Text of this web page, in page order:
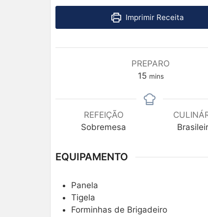
Imprimir Receita
PREPARO
15 mins
REFEIÇÃO
Sobremesa
EQUIPAMENTO
Panela
Tigela
Forminhas de Brigadeiro